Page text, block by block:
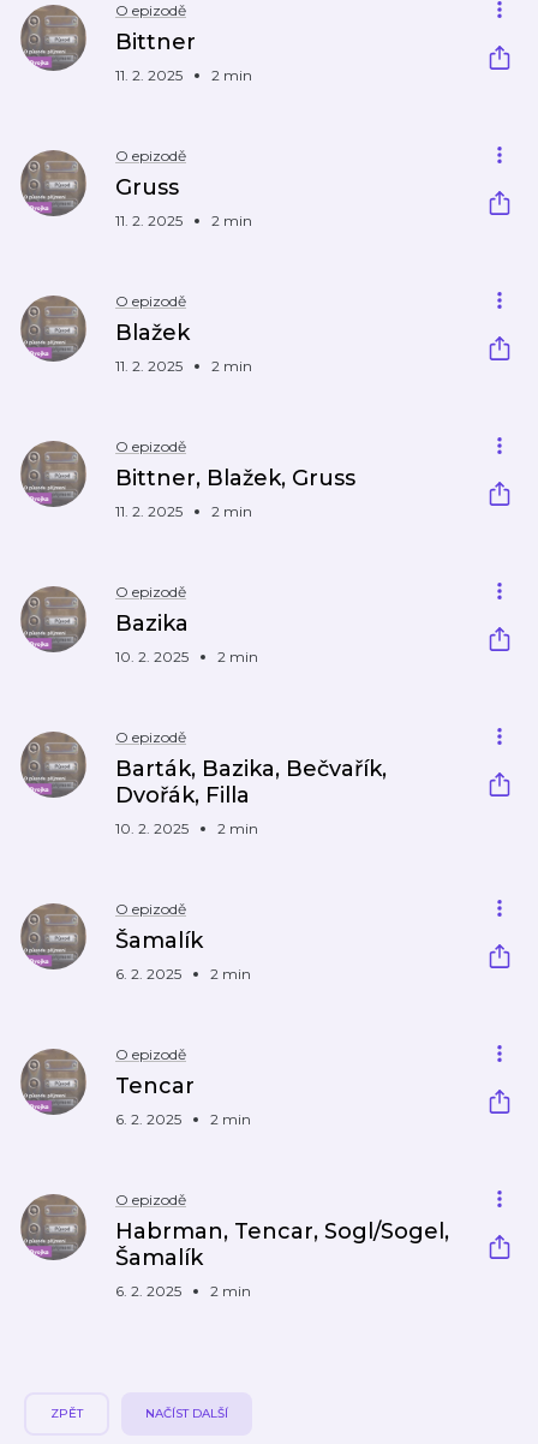
O epizodě
Bittner
11. 2. 2025 2 min
O epizodě
Gruss
11. 2. 2025 2 min
O epizodě
Blažek
11. 2. 2025 2 min
O epizodě
Bittner, Blažek, Gruss
11. 2. 2025 2 min
O epizodě
Bazika
10. 2. 2025 2 min
O epizodě
Barták, Bazika, Bečvařík,
Dvořák, Filla
10. 2. 2025 2 min
O epizodě
Šamalík
6. 2. 2025 2 min
O epizodě
Tencar
6. 2. 2025 2 min
O epizodě
Habrman, Tencar, Sogl/Sogel,
Šamalík
6. 2. 2025 2 min
ZPĚT NAČÍST DALŠÍ